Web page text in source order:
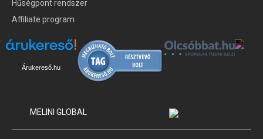
Hűségpont rendszer
Affiliate program
Árukereső.hu
MELINI GLOBAL